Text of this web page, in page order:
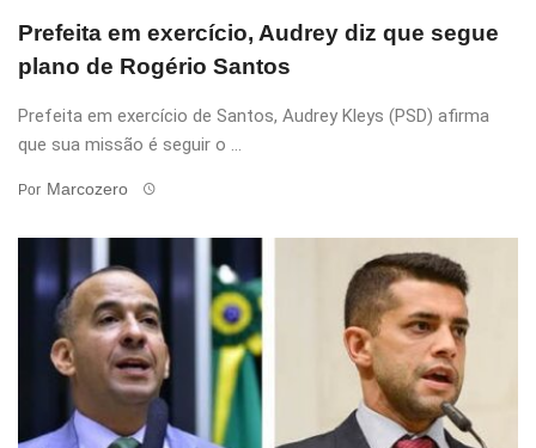
Prefeita em exercício, Audrey diz que segue
plano de Rogério Santos
Prefeita em exercício de Santos, Audrey Kleys (PSD) afirma
que sua missão é seguir o ...
Por Marcozero